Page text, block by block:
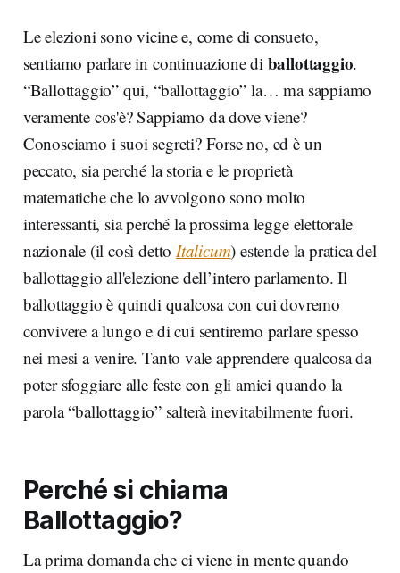
Le elezioni sono vicine e, come di consueto,
sentiamo parlare in continuazione di ballottaggio.
“Ballottaggio” qui, “ballottaggio” la… ma sappiamo
veramente cos'è? Sappiamo da dove viene?
Conosciamo i suoi segreti? Forse no, ed è un
peccato, sia perché la storia e le proprietà
matematiche che lo avvolgono sono molto
interessanti, sia perché la prossima legge elettorale
nazionale (il così detto Italicum) estende la pratica del
ballottaggio all'elezione dell’intero parlamento. Il
ballottaggio è quindi qualcosa con cui dovremo
convivere a lungo e di cui sentiremo parlare spesso
nei mesi a venire. Tanto vale apprendere qualcosa da
poter sfoggiare alle feste con gli amici quando la
parola “ballottaggio” salterà inevitabilmente fuori.
Perché si chiama
Ballottaggio?
La prima domanda che ci viene in mente quando